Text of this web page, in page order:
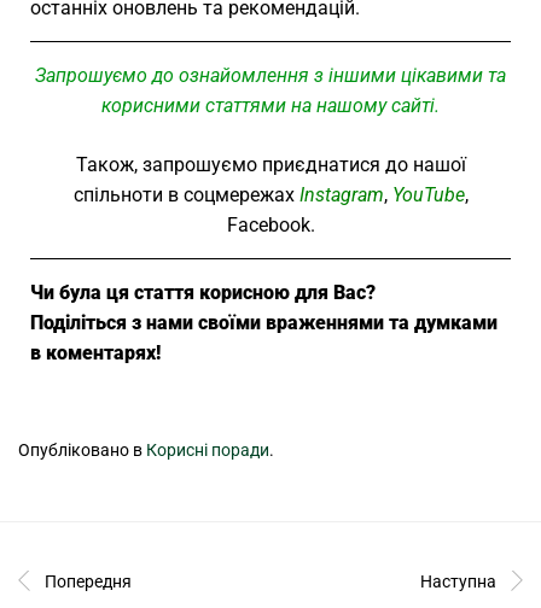
останніх оновлень та рекомендацій.
Запрошуємо до ознайомлення з іншими цікавими та
корисними статтями на нашому сайті.
Також, запрошуємо приєднатися до нашої
спільноти в соцмережах Instagram, YouTube,
Facebook.
Чи була ця стаття корисною для Вас?
Поділіться з нами своїми враженнями та думками
в коментарях!
Опубліковано в Корисні поради.
Попередня Наступна